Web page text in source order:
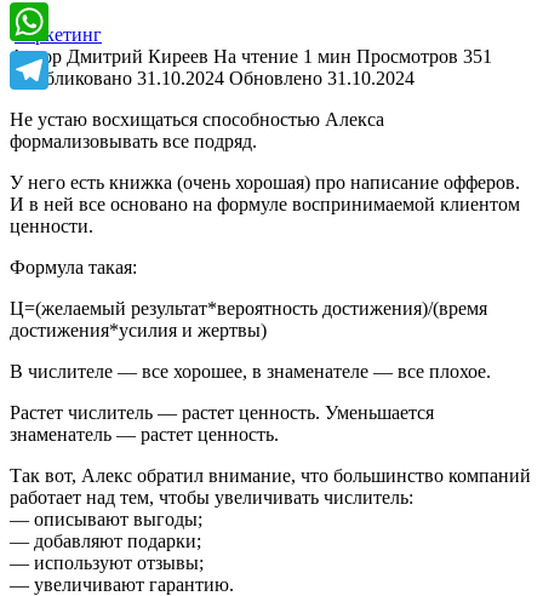
маркетинг
Автор Дмитрий Киреев На чтение 1 мин Просмотров 351
Опубликовано 31.10.2024 Обновлено 31.10.2024
Не устаю восхищаться способностью Алекса
формализовывать все подряд.
У него есть книжка (очень хорошая) про написание офферов.
И в ней все основано на формуле воспринимаемой клиентом
ценности.
Формула такая:
Ц=(желаемый результат*вероятность достижения)/(время
достижения*усилия и жертвы)
В числителе — все хорошее, в знаменателе — все плохое.
Растет числитель — растет ценность. Уменьшается
знаменатель — растет ценность.
Так вот, Алекс обратил внимание, что большинство компаний
работает над тем, чтобы увеличивать числитель:
— описывают выгоды;
— добавляют подарки;
— используют отзывы;
— увеличивают гарантию.
Odnoklassniki
WhatsApp
Telegram